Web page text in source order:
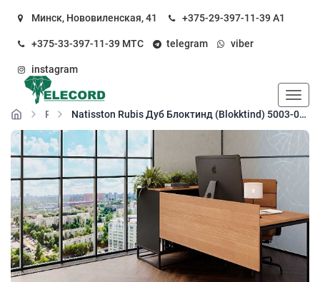
Минск, Нововиленская, 41 +375-29-397-11-39А1
+375-33-397-11-39 МТС telegram viber
instagram
Rubis
Natisston Rubis Дуб Блоктинд (Blokktind) 5003-09 кварц-виниловый пол замковый (SPC floor)